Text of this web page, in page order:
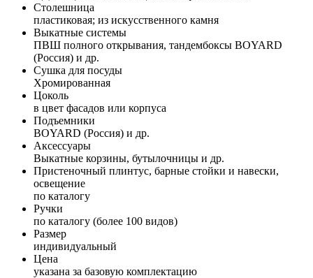
Столешница
пластиковая; из искусственного камня
Выкатные системы
ПВШ полного открывания, тандембоксы BOYARD
(Россия) и др.
Сушка для посуды
Хромированная
Цоколь
в цвет фасадов или корпуса
Подъемники
BOYARD (Россия) и др.
Аксессуары
Выкатные корзины, бутылочницы и др.
Пристеночный плинтус, барные стойки и навески,
освещение
по каталогу
Ручки
по каталогу (более 100 видов)
Размер
индивидуальный
Цена
указана за базовую комплектацию